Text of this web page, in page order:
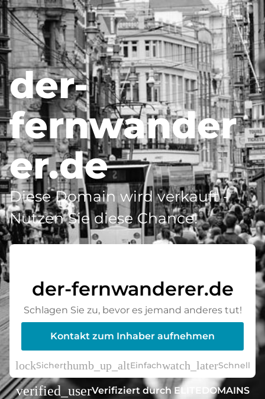
der-
fernwander
er.de
Diese Domain wird verkauft -
Nutzen Sie diese Chance!
der-fernwanderer.de
Schlagen Sie zu, bevor es jemand anderes tut!
Kontakt zum Inhaber aufnehmen
lockSicherthumb_up_altEinfachwatch_laterSchnell
verified_userVerifiziert durch ELITEDOMAINS